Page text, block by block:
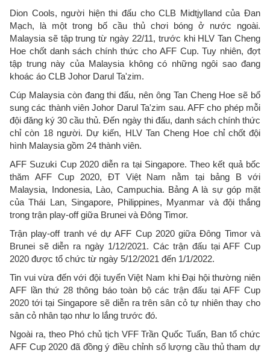
Dion Cools, người hiện thi đấu cho CLB Midtjylland của Đan
Mạch, là một trong bố cầu thủ chơi bóng ở nước ngoài.
Malaysia sẽ tập trung từ ngày 22/11, trước khi HLV Tan Cheng
Hoe chốt danh sách chính thức cho AFF Cup. Tuy nhiên, đợt
tập trung này của Malaysia không có những ngôi sao đang
khoác áo CLB Johor Darul Ta'zim.
Cúp Malaysia còn đang thi đấu, nên ông Tan Cheng Hoe sẽ bổ
sung các thành viên Johor Darul Ta'zim sau. AFF cho phép mỗi
đội đăng ký 30 cầu thủ. Đến ngày thi đấu, danh sách chính thức
chỉ còn 18 người. Dự kiến, HLV Tan Cheng Hoe chỉ chốt đội
hình Malaysia gồm 24 thành viên.
AFF Suzuki Cup 2020 diễn ra tại Singapore. Theo kết quả bốc
thăm AFF Cup 2020, ĐT Việt Nam nằm tại bảng B với
Malaysia, Indonesia, Lào, Campuchia. Bảng A là sự góp mặt
của Thái Lan, Singapore, Philippines, Myanmar và đội thắng
trong trận play-off giữa Brunei và Đông Timor.
Trận play-off tranh vé dự AFF Cup 2020 giữa Đông Timor và
Brunei sẽ diễn ra ngày 1/12/2021. Các trận đấu tại AFF Cup
2020 được tổ chức từ ngày 5/12/2021 đến 1/1/2022.
Tin vui vừa đến với đội tuyển Việt Nam khi Đại hội thường niên
AFF lần thứ 28 thông báo toàn bộ các trận đấu tại AFF Cup
2020 tới tại Singapore sẽ diễn ra trên sân cỏ tự nhiên thay cho
sân cỏ nhân tạo như lo lắng trước đó.
Ngoài ra, theo Phó chủ tịch VFF Trần Quốc Tuấn, Ban tổ chức
AFF Cup 2020 đã đồng ý điều chỉnh số lượng cầu thủ tham dự